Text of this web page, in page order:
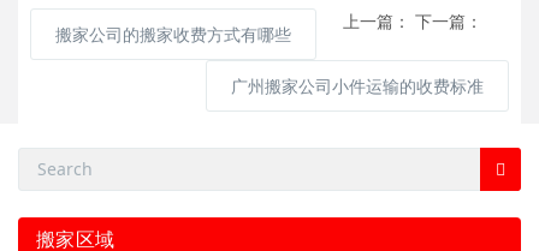
上一篇：
搬家公司的搬家收费方式有哪些
下一篇：
广州搬家公司小件运输的收费标准
搬家区域